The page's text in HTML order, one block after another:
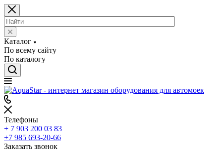
Каталог
По всему сайту
По каталогу
Телефоны
+ 7 903 200 03 83
+7 985 693-20-66
Заказать звонок